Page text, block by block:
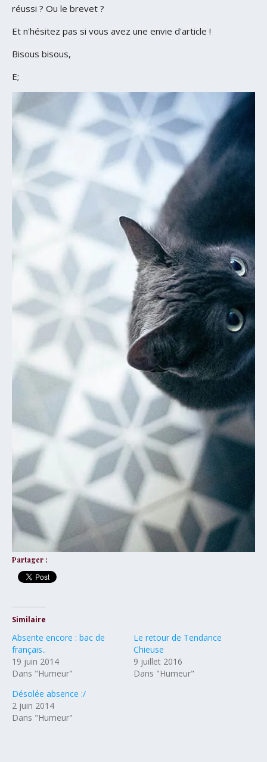
réussi ? Ou le brevet ?
Et n'hésitez pas si vous avez une envie d'article !
Bisous bisous,
E;
Partager :
Similaire
Absente encore : bac de
français..
19 juin 2014
Dans "Humeur"
Le retour de Tendance
Chieuse
9 juillet 2016
Dans "Humeur"
Désolée absence :/
2 juin 2014
Dans "Humeur"